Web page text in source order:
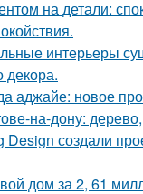
на детали:
интерьеры
декора.
аджайе: новое
на-дону: дерево,
создали
дом за 2, 61